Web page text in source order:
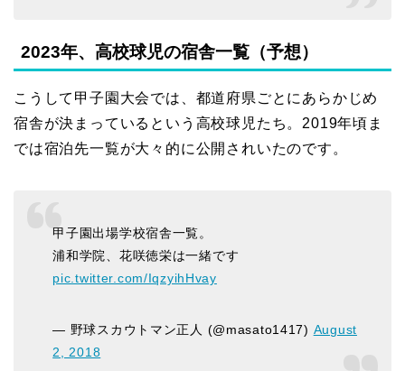
2023年、高校球児の宿舎一覧（予想）
こうして甲子園大会では、都道府県ごとにあらかじめ
宿舎が決まっているという高校球児たち。2019年頃ま
では宿泊先一覧が大々的に公開されいたのです。
甲子園出場学校宿舎一覧。
浦和学院、花咲徳栄は一緒です
pic.twitter.com/IqzyihHvay
— 野球スカウトマン正人 (@masato1417) August
2, 2018